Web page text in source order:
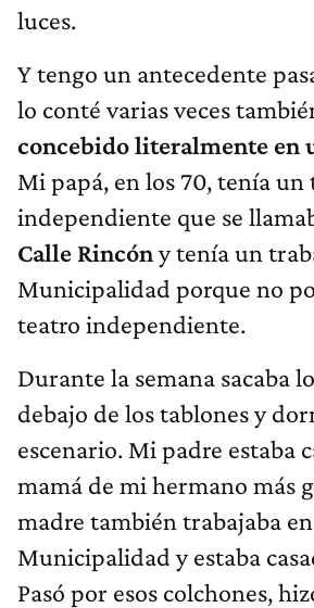
luces.
Y tengo un antecedente
lo conté varias veces
concebido literalmente en
Mi papá, en los 70, tenía un
independiente que se
Calle Rincóny tenía un
Municipalidad porque no
teatro independiente.
Durante la semana sacaba
debajo de los tablones y
escenario. Mi padre estaba
mamá de mi hermano más
madre también trabajaba
Municipalidad y estaba
Pasó por esos colchones,